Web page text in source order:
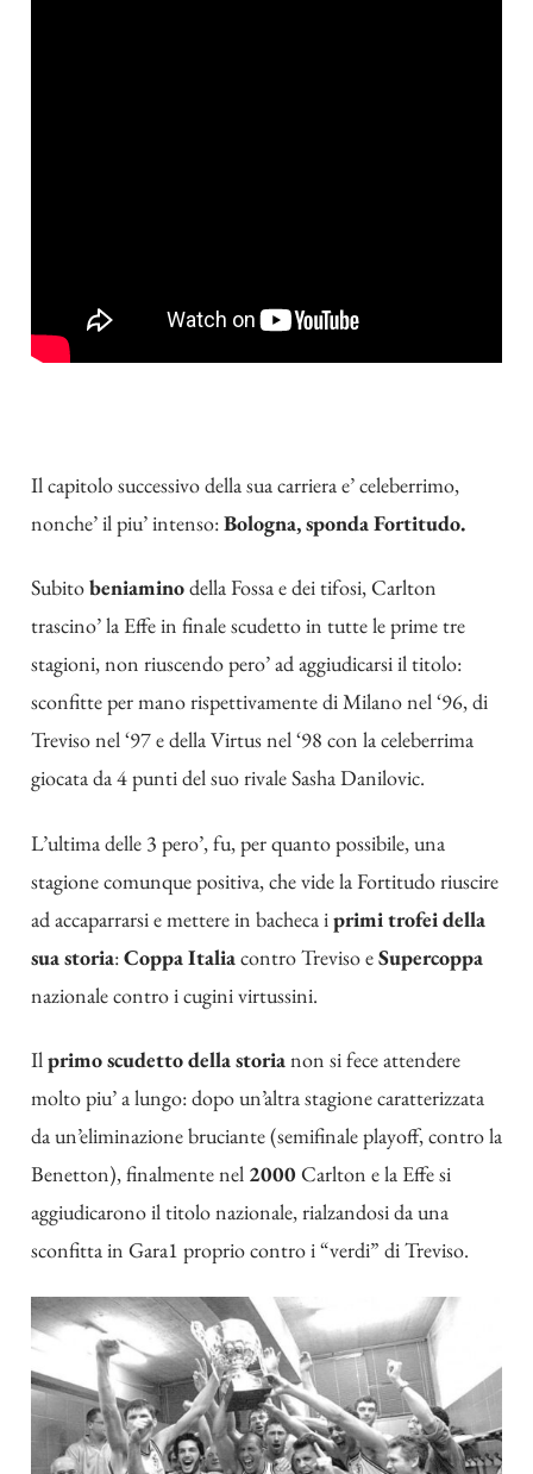
Il capitolo successivo della sua carriera e’ celeberrimo,
nonche’ il piu’ intenso:Bologna, sponda Fortitudo.
Subitobeniaminodella Fossa e dei tifosi, Carlton
trascino’ la Effe in finale scudetto in tutte le prime tre
stagioni, non riuscendo pero’ ad aggiudicarsi il titolo:
sconfitte per mano rispettivamente di Milano nel ‘96, di
Treviso nel ‘97 e della Virtus nel ‘98 con la celeberrima
giocata da 4 punti del suo rivale Sasha Danilovic.
L’ultima delle 3 pero’, fu, per quanto possibile, una
stagione comunque positiva, che vide la Fortitudo riuscire
ad accaparrarsi e mettere in bacheca iprimi trofei della
sua storia:Coppa Italiacontro Treviso eSupercoppa
nazionale contro i cugini virtussini.
Ilprimo scudetto della storianon si fece attendere
molto piu’ a lungo: dopo un’altra stagione caratterizzata
da un’eliminazione bruciante (semifinale playoff, contro la
Benetton), finalmente nel 2000 Carlton e la Effe si
aggiudicarono il titolo nazionale, rialzandosi da una
sconfitta in Gara1 proprio contro i “verdi” di Treviso.